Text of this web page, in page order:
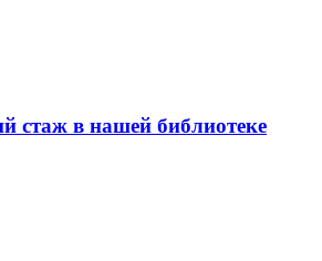
стаж в нашей библиотеке